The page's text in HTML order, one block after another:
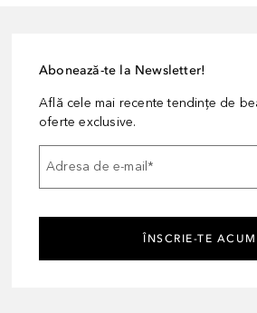
Abonează-te la Newsletter!
Află cele mai recente tendințe de
oferte exclusive.
Adresa de e-mail*
ÎNSCRIE-TE